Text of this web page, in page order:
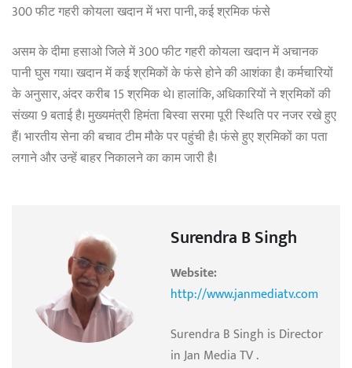
300 फीट गहरी कोयला खदान में भरा पानी, कई श्रमिक फंसे
असम के दीमा हसाओ जिले में 300 फीट गहरी कोयला खदान में अचानक
पानी घुस गया। खदान में कई श्रमिकों के फंसे होने की आशंका है। कर्मचारियों
के अनुसार, अंदर करीब 15 श्रमिक थे। हालांकि, अधिकारियों ने श्रमिकों की
संख्या 9 बताई है। मुख्यमंत्री हिमंता बिस्वा सरमा पूरी स्थिति पर नजर रखे हुए
हैं। भारतीय सेना की बचाव टीम मौके पर पहुंची है। फंसे हुए श्रमिकों का पता
लगाने और उन्हें बाहर निकालने का काम जारी है।
Surendra B Singh
Website:
http://www.janmediatv.com
Surendra B Singh is Director
in Jan Media TV .